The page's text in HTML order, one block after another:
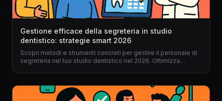
Gestione efficace della segreteria in studio
dentistico: strategie smart 2026
Scopri metodi e strumenti concreti per gestire il personale di
segreteria nel tuo studio dentistico nel 2026. Ottimizza